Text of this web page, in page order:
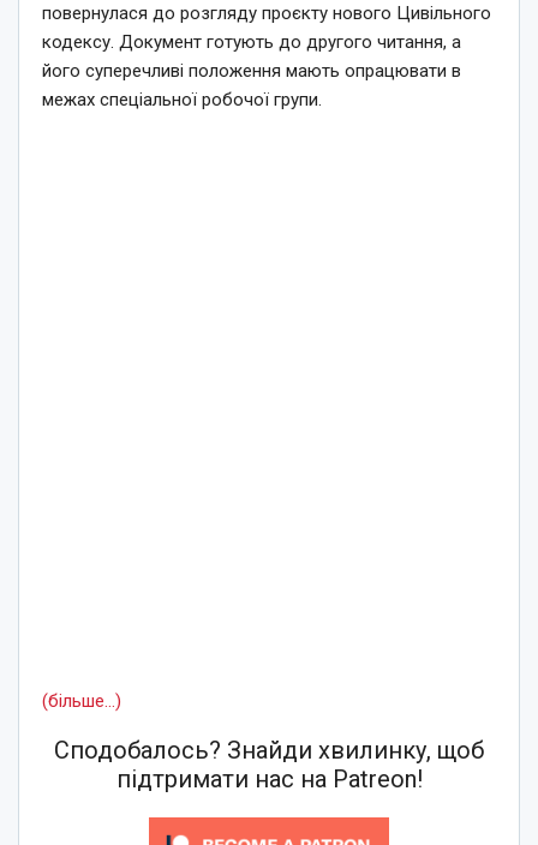
повернулася до розгляду проєкту нового Цивільного
кодексу. Документ готують до другого читання, а
його суперечливі положення мають опрацювати в
межах спеціальної робочої групи.
(більше…)
Сподобалось? Знайди хвилинку, щоб
підтримати нас на Patreon!